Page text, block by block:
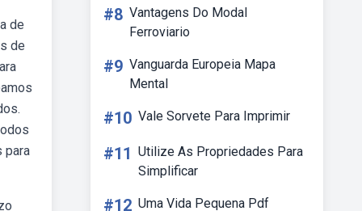
de
de
para
#8 Vantagens Do Modal
Ferroviario
#9 Vanguarda Europeia Mapa
Mental
#10 Vale Sorvete Para Imprimir
#11 Utilize As Propriedades Para
Simplificar
#12 Uma Vida Pequena Pdf